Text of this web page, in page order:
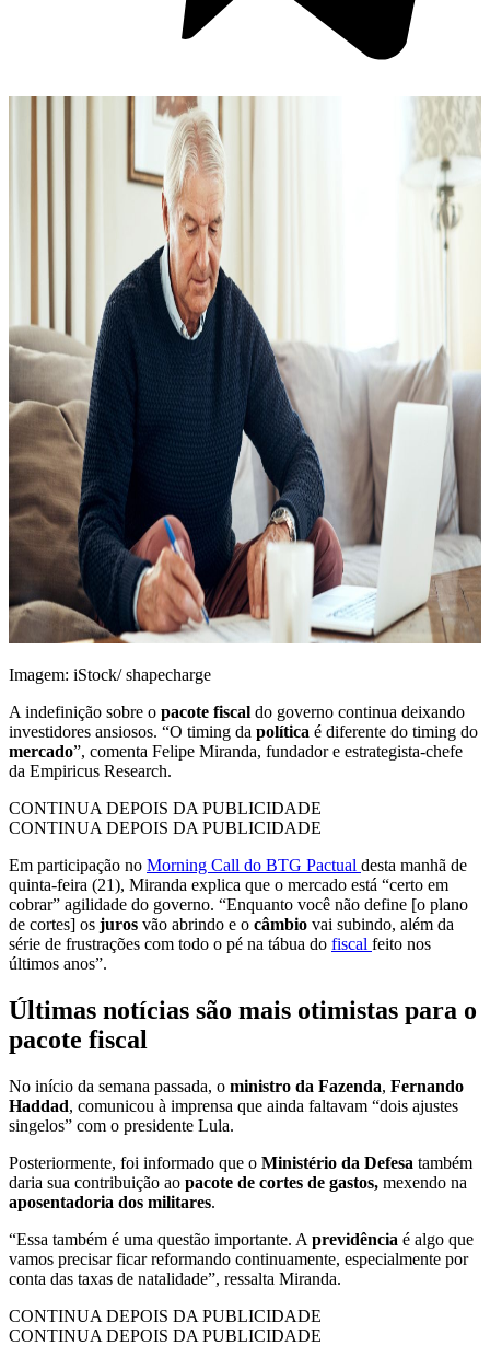
Imagem: iStock/ shapecharge
A indefinição sobre o pacote fiscal do governo continua deixando
investidores ansiosos. “O timing da política é diferente do timing do
mercado”, comenta Felipe Miranda, fundador e estrategista-chefe
da Empiricus Research.
CONTINUA DEPOIS DA PUBLICIDADE
CONTINUA DEPOIS DA PUBLICIDADE
Em participação no Morning Call do BTG Pactual desta manhã de
quinta-feira (21), Miranda explica que o mercado está “certo em
cobrar” agilidade do governo. “Enquanto você não define [o plano
de cortes] os juros vão abrindo e o câmbio vai subindo, além da
série de frustrações com todo o pé na tábua do fiscal feito nos
últimos anos”.
Últimas notícias são mais otimistas para o
pacote fiscal
No início da semana passada, o ministro da Fazenda, Fernando
Haddad, comunicou à imprensa que ainda faltavam “dois ajustes
singelos” com o presidente Lula.
Posteriormente, foi informado que o Ministério da Defesa também
daria sua contribuição ao pacote de cortes de gastos, mexendo na
aposentadoria dos militares.
“Essa também é uma questão importante. A previdência é algo que
vamos precisar ficar reformando continuamente, especialmente por
conta das taxas de natalidade”, ressalta Miranda.
CONTINUA DEPOIS DA PUBLICIDADE
CONTINUA DEPOIS DA PUBLICIDADE